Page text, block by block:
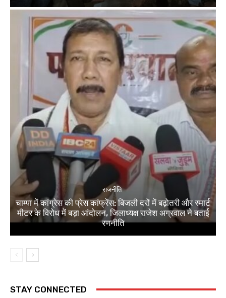
राजनीति
चाम्पा में कांग्रेस की प्रेस कांफ्रेंस: बिजली दरों में बढ़ोतरी और स्मार्ट
मीटर के विरोध में बड़ा आंदोलन, जिलाध्यक्ष राजेश अग्रवाल ने बताई
रणनीति
STAY CONNECTED